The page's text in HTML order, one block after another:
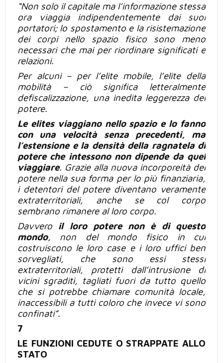
“Non solo il capitale ma l’informazione stessa
ora viaggia indipendentemente dai suoi
portatori; lo spostamento e la risistemazione
dei corpi nello spazio fisico sono meno
necessari che mai per riordinare significati e
relazioni.
Per alcuni – per l’elite mobile, l’elite della
mobilità –
ciò significa letteralmente
defiscalizzazione, una inedita leggerezza del
potere.
Le elites viaggiano nello spazio e lo fanno
con una velocità senza precedenti, ma
l’estensione e la densità della ragnatela di
potere che intessono non dipende da quel
viaggiare. Grazie alla nuova incorporeità del
potere nella sua forma per lo più finanziaria,
i detentori del potere diventano veramente
extraterritoriali, anche se col corpo
sembrano rimanere al loro corpo.
Davvero il loro potere non è di questo
mondo, non del mondo fisico in cui
costruiscono le loro case e i loro uffici ben
sorvegliati, che sono essi stessi
extraterritoriali, protetti dall’intrusione di
vicini sgraditi, tagliati fuori da tutto quello
che si potrebbe chiamare comunità locale,
inaccessibili a tutti coloro che invece vi sono
confinati”.
7
LE FUNZIONI CEDUTE O STRAPPATE ALLO
STATO